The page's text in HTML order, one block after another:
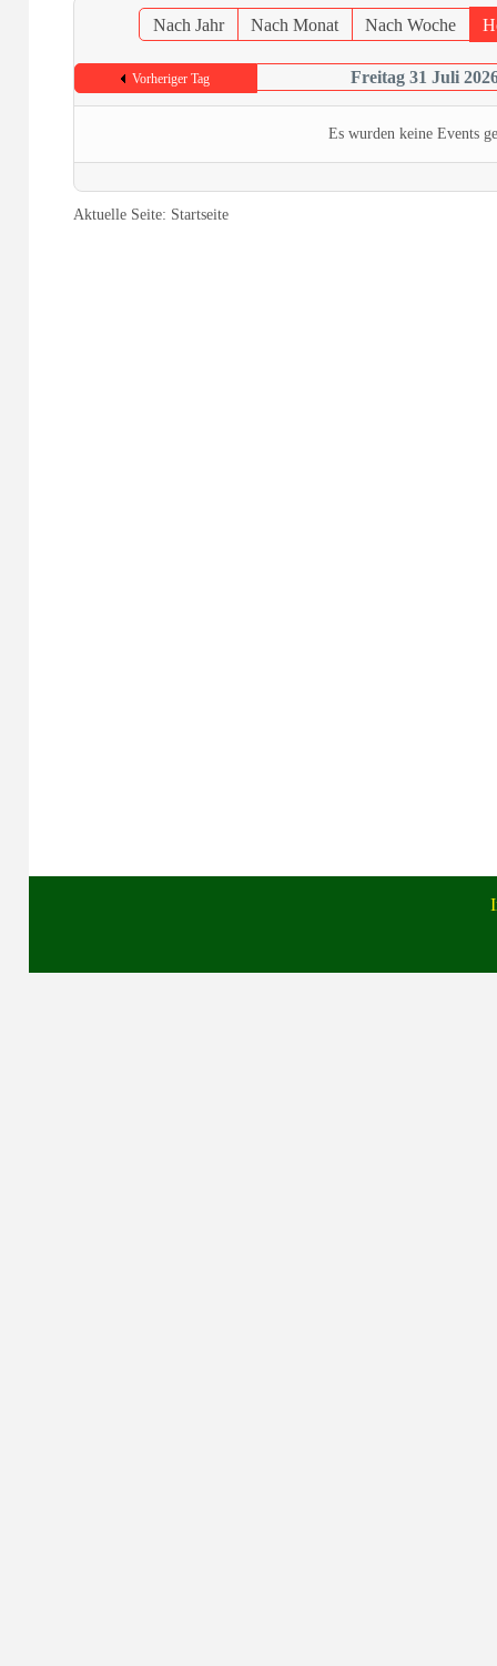
Nach Jahr Nach Monat Nach Woche
Vorheriger Tag Freitag 31 Juli
Es wurden keine Events
Aktuelle Seite: Startseite